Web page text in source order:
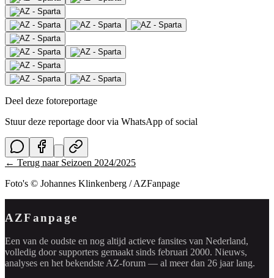
Deel deze fotoreportage
Stuur deze reportage door via WhatsApp of social
← Terug naar Seizoen 2024/2025
Foto's © Johannes Klinkenberg / AZFanpage
AZFanpage
Een van de oudste en nog altijd actieve fansites van Nederland,
volledig door supporters gemaakt sinds februari 2000. Nieuws,
analyses en het bekendste AZ-forum — al meer dan 26 jaar lang.